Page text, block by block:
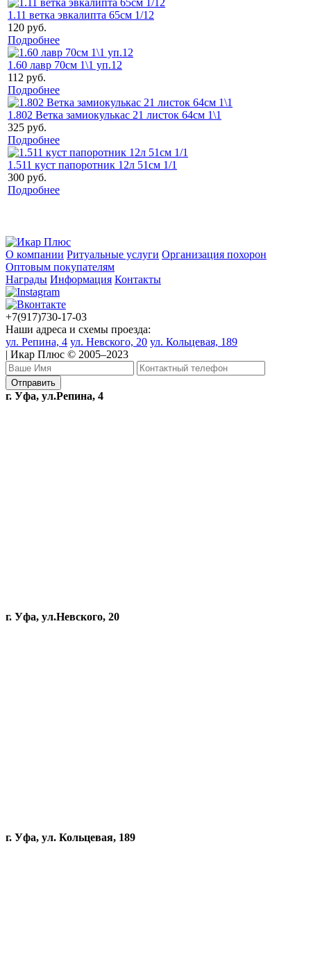
1.11 ветка эвкалипта 65см 1/12
120 руб.
Подробнее
1.60 лавр 70см 1\1 уп.12
112 руб.
Подробнее
1.802 Ветка замиокулькас 21 листок 64см 1\1
325 руб.
Подробнее
1.511 куст папоротник 12л 51см 1/1
300 руб.
Подробнее
О компании Ритуальные услуги Организация похорон
Оптовым покупателям
Награды Информация Контакты
+7(917)730-17-03
Наши адреса и схемы проезда:
ул. Репина, 4 ул. Невского, 20 ул. Кольцевая, 189
| Икар Плюс © 2005–2023
г. Уфа, ул.Репина, 4
г. Уфа, ул.Невского, 20
г. Уфа, ул. Кольцевая, 189